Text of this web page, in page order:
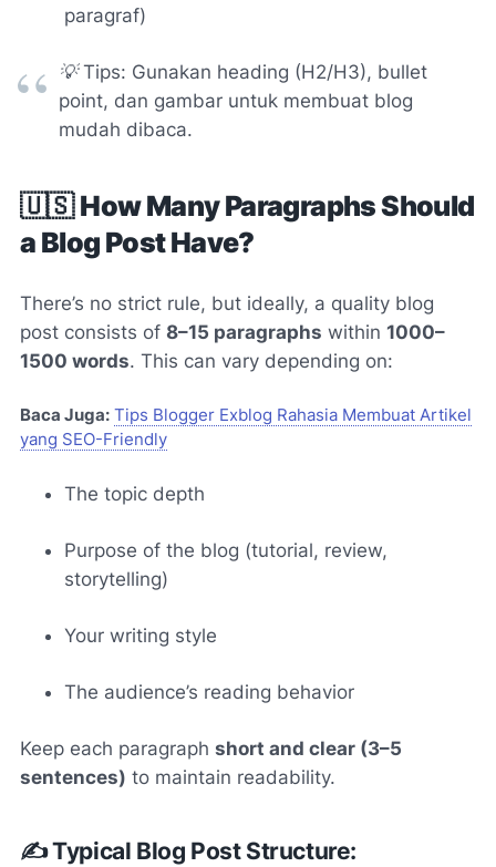
paragraf)
💡Tips: Gunakan heading (H2/H3), bullet
point, dan gambar untuk membuat blog
mudah dibaca.
🇺🇸How Many Paragraphs Should
a Blog Post Have?
There’s no strict rule, but ideally, a quality blog
post consists of 8–15 paragraphs within 1000–
1500 words. This can vary depending on:
Baca Juga: Tips Blogger Exblog Rahasia Membuat Artikel
yang SEO-Friendly
The topic depth
Purpose of the blog (tutorial, review,
storytelling)
Your writing style
The audience’s reading behavior
Keep each paragraph short and clear (3–5
sentences) to maintain readability.
✍️ Typical Blog Post Structure: